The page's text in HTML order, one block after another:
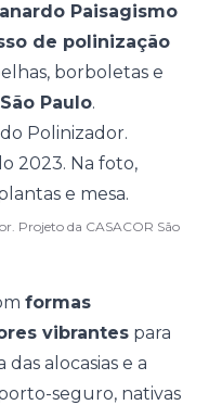
Paisagismo
de polinização
borboletas e
Paulo.
Projeto da CASACOR São
formas
vibrantes para
alocasias e a
seguro, nativas